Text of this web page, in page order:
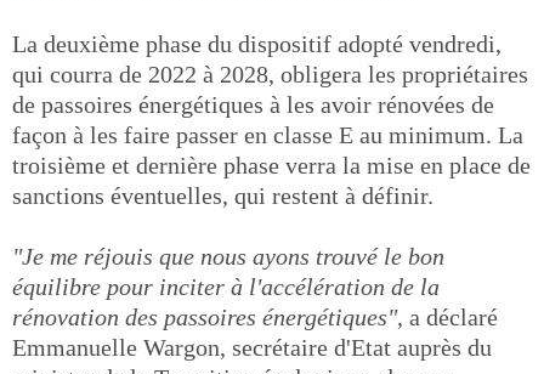
La deuxième phase du dispositif adopté vendredi,
qui courra de 2022 à 2028, obligera les propriétaires
de passoires énergétiques à les avoir rénovées de
façon à les faire passer en classe E au minimum. La
troisième et dernière phase verra la mise en place de
sanctions éventuelles, qui restent à définir.
"Je me réjouis que nous ayons trouvé le bon
équilibre pour inciter à l'accélération de la
rénovation des passoires énergétiques", a déclaré
Emmanuelle Wargon, secrétaire d'Etat auprès du